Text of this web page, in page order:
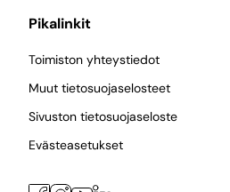
Pikalinkit
Toimiston yhteystiedot
Muut tietosuojaselosteet
Sivuston tietosuojaseloste
Evästeasetukset